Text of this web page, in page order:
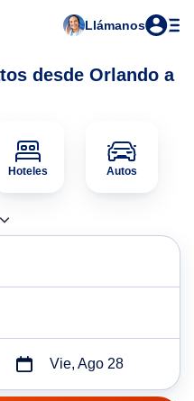
Llámanos
desde Orlando a
Hoteles Autos
Vie, Ago 28